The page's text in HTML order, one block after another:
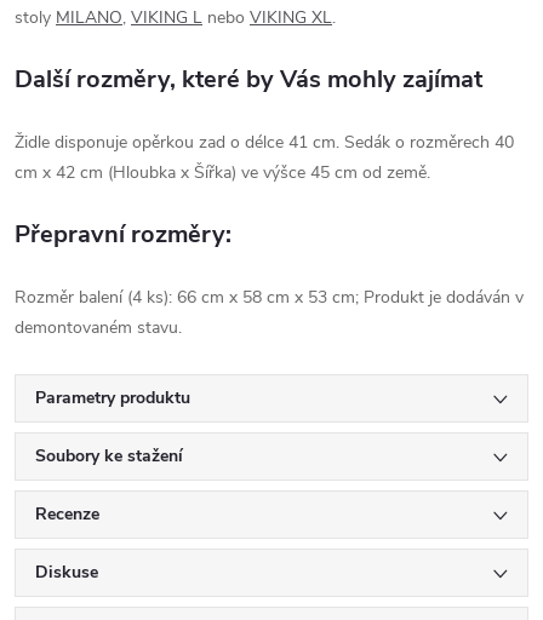
stoly MILANO, VIKING L nebo VIKING XL.
Další rozměry, které by Vás mohly zajímat
Židle disponuje opěrkou zad o délce 41 cm. Sedák o rozměrech 40
cm x 42 cm (Hloubka x Šířka) ve výšce 45 cm od země.
Přepravní rozměry:
Rozměr balení (4 ks): 66 cm x 58 cm x 53 cm; Produkt je dodáván v
demontovaném stavu.
Parametry produktu
Soubory ke stažení
Recenze
Diskuse